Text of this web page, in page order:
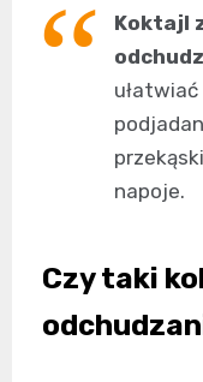
Koktajl
napoje.
Czy taki